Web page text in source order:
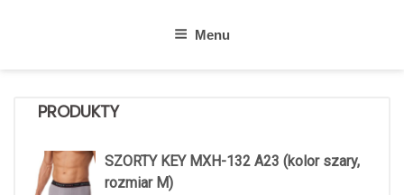
Menu
PRODUKTY
SZORTY KEY MXH-132 A23 (kolor szary,
rozmiar M)